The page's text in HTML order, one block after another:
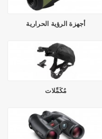
أجهزة الرؤية الحرارية
مُكَمِّلات